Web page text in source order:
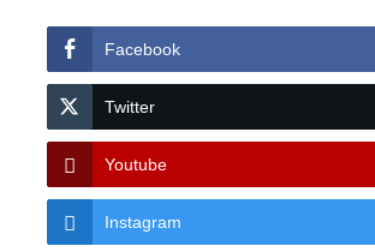
Facebook
Twitter
Youtube
Instagram